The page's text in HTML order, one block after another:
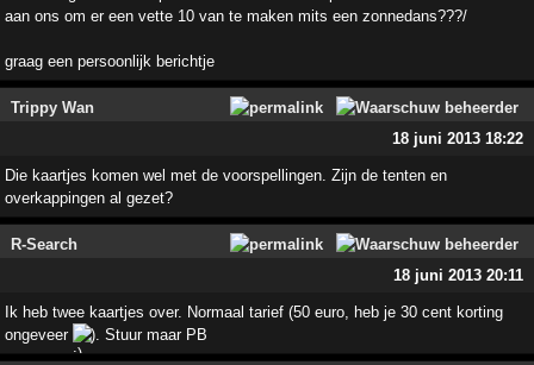
aan ons om er een vette 10 van te maken mits een zonnedans???/
graag een persoonlijk berichtje
Trippy Wan
18 juni 2013 18:22
Die kaartjes komen wel met de voorspellingen. Zijn de tenten en
overkappingen al gezet?
R-Search
18 juni 2013 20:11
Ik heb twee kaartjes over. Normaal tarief (50 euro, heb je 30 cent korting
ongeveer
). Stuur maar PB